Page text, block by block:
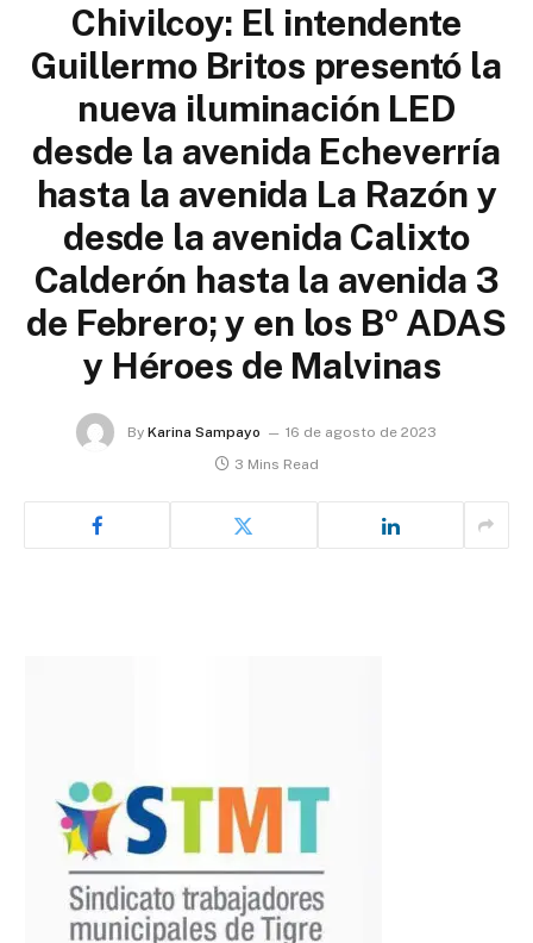
Chivilcoy: El intendente
Guillermo Britos presentó la
nueva iluminación LED
desde la avenida Echeverría
hasta la avenida La Razón y
desde la avenida Calixto
Calderón hasta la avenida 3
de Febrero; y en los Bº ADAS
y Héroes de Malvinas
By Karina Sampayo
16 de agosto de 2023
3 Mins Read